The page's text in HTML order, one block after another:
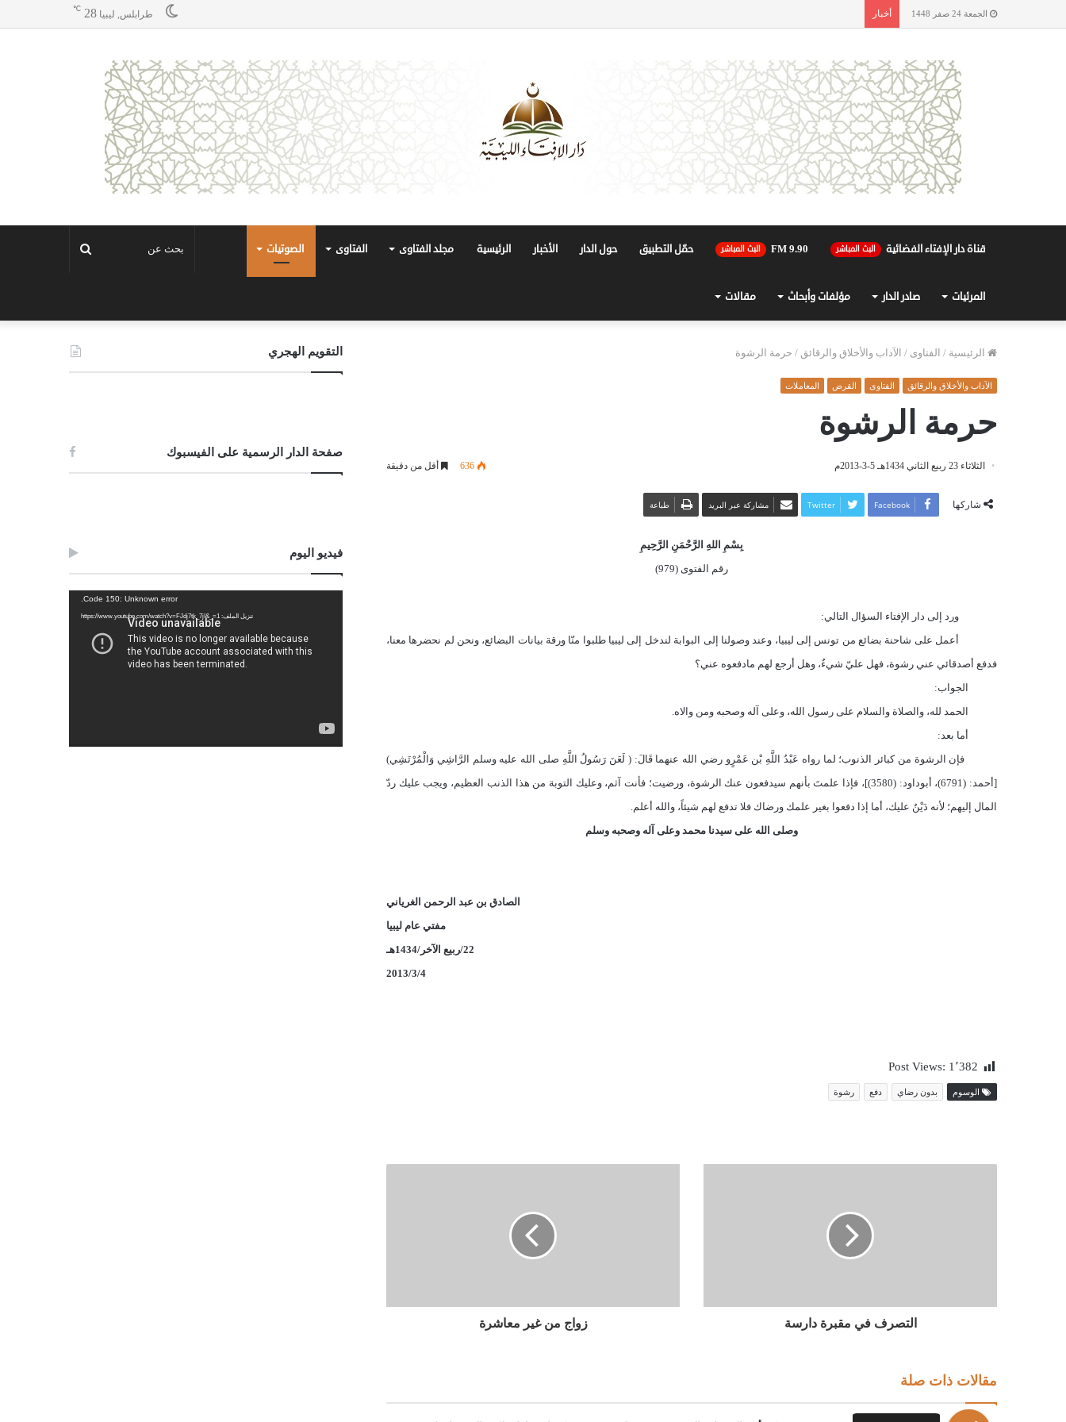
الجمعة 24 صفر 1448 أخبار طرابلس, ليبيا 28
℃
قناة دار الإفتاء الفضائية البث المباشر 90.FM 9 البث المباشر حمّل التطبيق حول الدار الأخبار الرئيسية مجلد الفتاوى الفتاوى الصوتيات
المرئيات صادر الدار مؤلفات وأبحاث مقالات
الرئيسية / الفتاوى / الآداب والأخلاق والرقائق / حرمة الرشوة
الآداب والأخلاق والرقائق الفتاوى القرض المعاملات
حرمة الرشوة
الثلاثاء 23 ربيع الثاني 1434هـ 5-3-2013م 636 أقل من دقيقة
شاركها Facebook
Twitter مشاركة عبر البريد طباعة
بِسْمِ اللهِ الرَّحْمَنِ الرَّحِيمِ
رقم الفتوى (979)
ورد إلى دار الإفتاء السؤال التالي:
أعمل على شاحنة بضائع من تونس إلى ليبيا، وعند وصولنا إلى البوابة لندخل إلى ليبيا طلبوا منّا ورقة بيانات البضائع، ونحن لم نحضرها معنا،
فدفع أصدقائي عني رشوة، فهل عليّ شيءٌ، وهل أرجع لهم مادفعوه عني؟
الجواب:
الحمد لله، والصلاة والسلام على رسول الله، وعلى آله وصحبه ومن والاه.
أما بعد:
فإن الرشوة من كبائر الذنوب؛ لما رواه عَبْدُ اللَّهِ بْن عَمْرٍو رضي الله عنهما قَالَ: ( لَعَنَ رَسُولُ اللَّهِ صلى الله عليه وسلم الرَّاشِي وَالْمُرْتَشِي)
[أحمد: (6791)، أبوداود: (3580)]، فإذا علمتَ بأنهم سيدفعون عنك الرشوة، ورضيت؛ فأنت آثم، وعليك التوبة من هذا الذنب العظيم، ويجب عليك ردّ
المال إليهم؛ لأنه دَيْنٌ عليك، أما إذا دفعوا بغير علمك ورضاك فلا تدفع لهم شيئاً، والله أعلم.
وصلى الله على سيدنا محمد وعلى آله وصحبه وسلم
الصادق بن عبد الرحمن الغرياني
مفتي عام ليبيا
22/ربيع الآخر/1434هـ
2013/3/4
Post Views: 1٬382
الوسوم بدون رضاي دفع رشوة
التصرف في مقبرة دارسة زواج من غير معاشرة
مقالات ذات صلة
التقويم الهجري
صفحة الدار الرسمية على الفيسبوك
فيديو اليوم
Code 150: Unknown error.
تنزيل الملف: https://www.youtube.com/watch?v=FJdj7tk_7jI&_=1